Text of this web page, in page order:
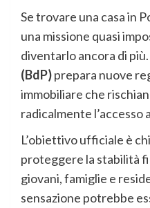
Se trovare una casa in
una missione quasi
diventarlo ancora di
(BdP)prepara nuove
immobiliare che
radicalmente l’accesso
L’obiettivo ufficiale è
proteggere la stabilità
giovani, famiglie e
sensazione potrebbe